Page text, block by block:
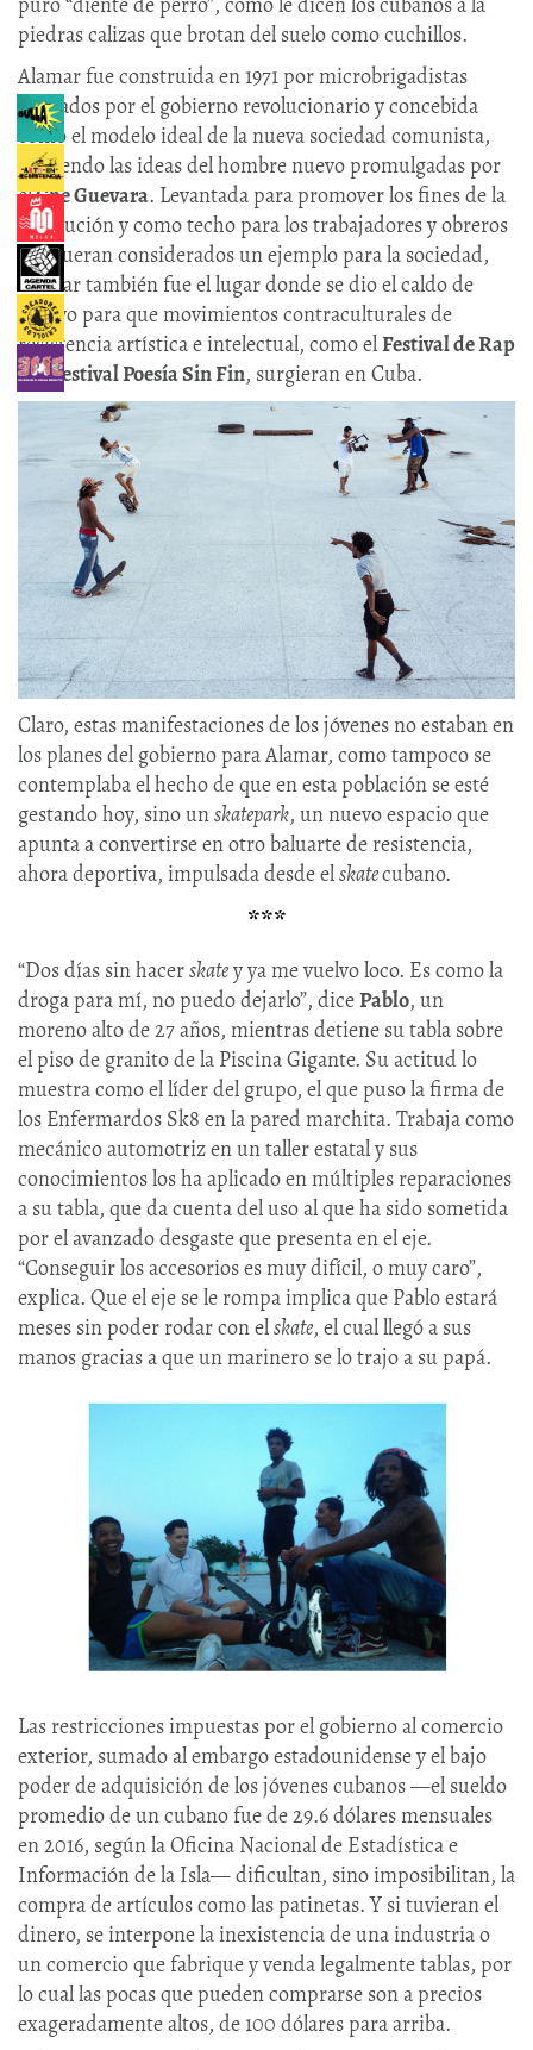
piedras calizas que brotan del suelo como cuchillos.
Alamar fue construida en 1971 por microbrigadistas
apoyados por el gobierno revolucionario y concebida
como el modelo ideal de la nueva sociedad comunista,
siguiendo las ideas del hombre nuevo promulgadas por
elChe Guevara. Levantada para promover los fines de la
Revolución y como techo para los trabajadores y obreros
que fueran considerados un ejemplo para la sociedad,
Alamar también fue el lugar donde se dio el caldo de
cultivo para que movimientos contraculturales de
resistencia artística e intelectual, como elFestival de Rap
y elFestival Poesía Sin Fin, surgieran en Cuba.
Claro, estas manifestaciones de los jóvenes no estaban en
los planes del gobierno para Alamar, como tampoco se
contemplaba el hecho de que en esta población se esté
gestando hoy, sino unskatepark, un nuevo espacio que
apunta a convertirse en otro baluarte de resistencia,
ahora deportiva, impulsada desde elskatecubano.
***
“Dos días sin hacerskatey ya me vuelvo loco. Es como la
droga para mí, no puedo dejarlo”, dicePablo, un
moreno alto de 27 años, mientras detiene su tabla sobre
el piso de granito de la Piscina Gigante. Su actitud lo
muestra como el líder del grupo, el que puso la firma de
los Enfermardos Sk8 en la pared marchita. Trabaja como
mecánico automotriz en un taller estatal y sus
conocimientos los ha aplicado en múltiples reparaciones
a su tabla, que da cuenta del uso al que ha sido sometida
por el avanzado desgaste que presenta en el eje.
“Conseguir los accesorios es muy difícil, o muy caro”,
explica. Que el eje se le rompa implica que Pablo estará
meses sin poder rodar con elskate, el cual llegó a sus
manos gracias a que un marinero se lo trajo a su papá.
Las restricciones impuestas por el gobierno al comercio
exterior, sumado al embargo estadounidense y el bajo
poder de adquisición de los jóvenes cubanos —el sueldo
promedio de un cubano fue de 29.6 dólares mensuales
en 2016, según la Oficina Nacional de Estadística e
Información de la Isla— dificultan, sino imposibilitan, la
compra de artículos como las patinetas. Y si tuvieran el
dinero, se interpone la inexistencia de una industria o
un comercio que fabrique y venda legalmente tablas, por
lo cual las pocas que pueden comprarse son a precios
exageradamente altos, de 100 dólares para arriba.